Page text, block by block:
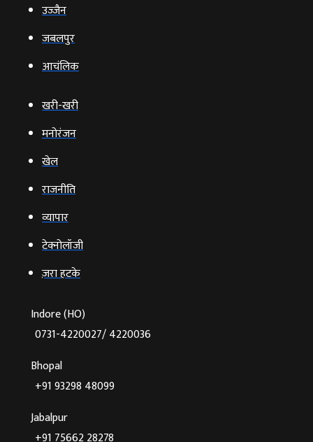
उज्‍जैन
जबलपुर
आचंलिक
खरी-खरी
मनोरंजन
खेल
राजनीति
व्‍यापार
टेक्‍नोलॉजी
ज़रा हटके
Indore (HO)
0731-4220027/ 4220036
Bhopal
+91 93298 48099
Jabalpur
+91 75662 28278